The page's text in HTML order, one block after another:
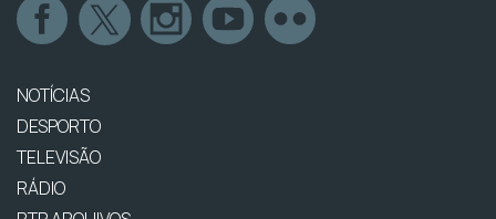
NOTÍCIAS
DESPORTO
TELEVISÃO
RÁDIO